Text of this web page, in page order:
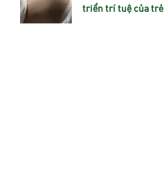
triển trí tuệ của trẻ